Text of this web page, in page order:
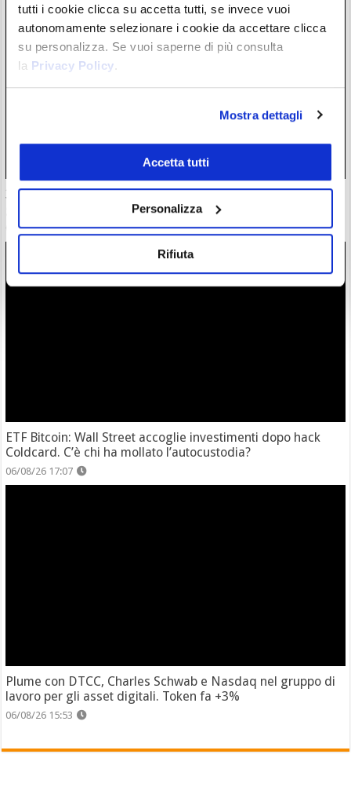
tutti i cookie clicca su accetta tutti, se invece vuoi
autonomamente selezionare i cookie da accettare clicca
su personalizza. Se vuoi saperne di più consulta
la Privacy Policy.
Mostra dettagli
Accetta tutti
Personalizza
Rifiuta
30 milioni in crypto rubate con attacchi violenti. Francia
guida classifica della vergogna
06/08/26 18:17
ETF Bitcoin: Wall Street accoglie investimenti dopo hack
Coldcard. C’è chi ha mollato l’autocustodia?
06/08/26 17:07
Plume con DTCC, Charles Schwab e Nasdaq nel gruppo di
lavoro per gli asset digitali. Token fa +3%
06/08/26 15:53